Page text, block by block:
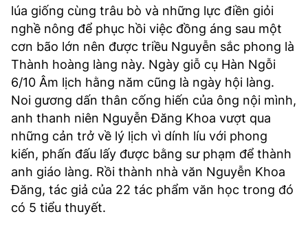
lúa giống cùng trâu bò và những lực điền giỏi
nghề nông để phục hồi việc đồng áng sau một
cơn bão lớn nên được triều Nguyễn sắc phong là
Thành hoàng làng này. Ngày giỗ cụ Hàn Ngỗi
6/10 Âm lịch hằng năm cũng là ngày hội làng.
Noi gương dấn thân cống hiến của ông nội mình,
anh thanh niên Nguyễn Đăng Khoa vượt qua
những cản trở về lý lịch vì dính líu với phong
kiến, phấn đấu lấy được bằng sư phạm để thành
anh giáo làng. Rồi thành nhà văn Nguyễn Khoa
Đăng, tác giả của 22 tác phẩm văn học trong đó
có 5 tiểu thuyết.